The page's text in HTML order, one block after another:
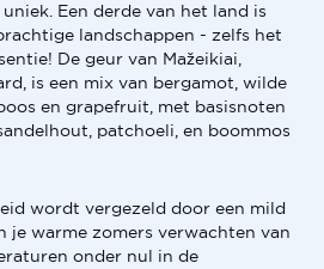
Een derde van het land is
landschappen - zelfs het
De geur van Mažeikiai,
is een mix van bergamot, wilde
en grapefruit, met basisnoten
patchoeli, en boommos
wordt vergezeld door een mild
je warme zomers verwachten van
onder nul in de